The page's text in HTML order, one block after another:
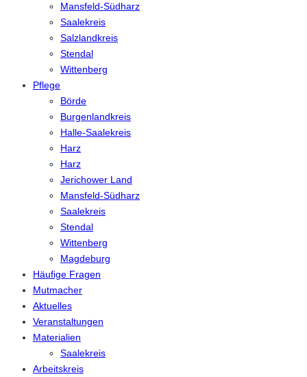
Mansfeld-Südharz
Saalekreis
Salzlandkreis
Stendal
Wittenberg
Pflege
Börde
Burgenlandkreis
Halle-Saalekreis
Harz
Harz
Jerichower Land
Mansfeld-Südharz
Saalekreis
Stendal
Wittenberg
Magdeburg
Häufige Fragen
Mutmacher
Aktuelles
Veranstaltungen
Materialien
Saalekreis
Arbeitskreis